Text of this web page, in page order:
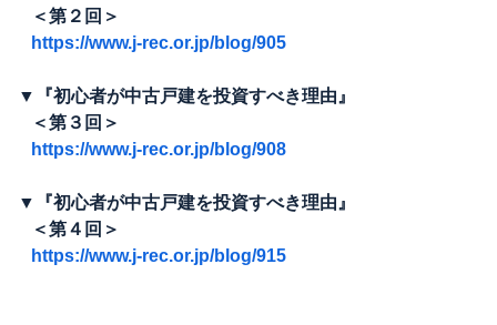
＜第２回＞
https://www.j-rec.or.jp/blog/905
▼『初心者が中古戸建を投資すべき理由』
＜第３回＞
https://www.j-rec.or.jp/blog/908
▼『初心者が中古戸建を投資すべき理由』
＜第４回＞
https://www.j-rec.or.jp/blog/915